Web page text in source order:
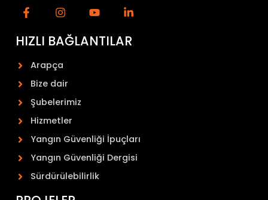
HIZLI BAĞLANTILAR
Arapça
Bize dair
Şubelerimiz
Hizmetler
Yangın Güvenliği İpuçları
Yangın Güvenliği Dergisi
Sürdürülebilirlik